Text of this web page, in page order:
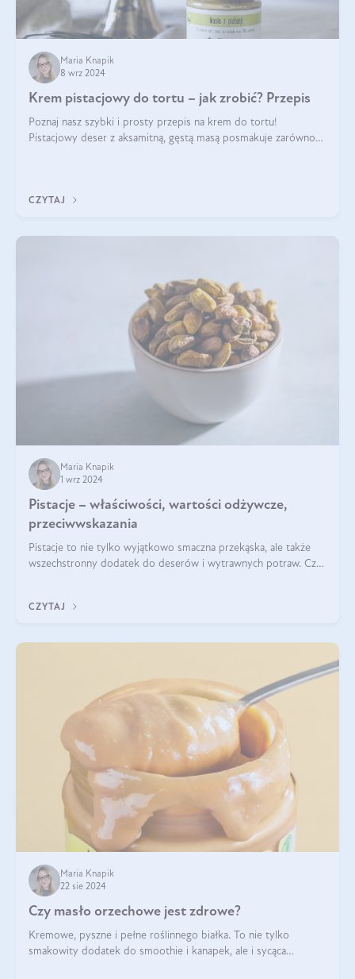
Maria Knapik
8 wrz 2024
Krem pistacjowy do tortu – jak zrobić? Przepis
Poznaj nasz szybki i prosty przepis na krem do tortu!
Pistacjowy deser z aksamitną, gęstą masą posmakuje zarówno
CZYTAJ
Maria Knapik
1 wrz 2024
Pistacje – właściwości, wartości odżywcze,
przeciwwskazania
Pistacje to nie tylko wyjątkowo smaczna przekąska, ale także
wszechstronny dodatek do deserów i wytrawnych potraw. Czy
CZYTAJ
Maria Knapik
22 sie 2024
Czy masło orzechowe jest zdrowe?
Kremowe, pyszne i pełne roślinnego białka. To nie tylko
smakowity dodatek do smoothie i kanapek, ale i sycąca